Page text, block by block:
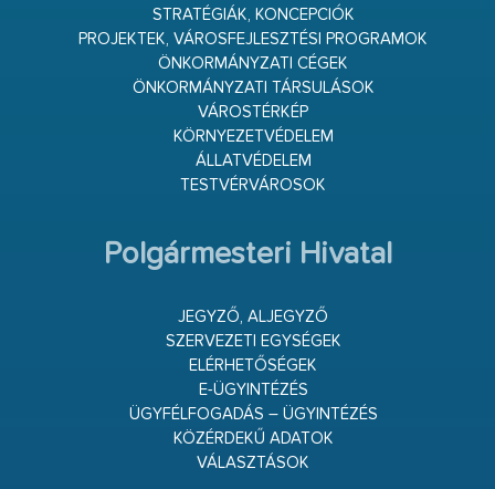
STRATÉGIÁK, KONCEPCIÓK
PROJEKTEK, VÁROSFEJLESZTÉSI PROGRAMOK
ÖNKORMÁNYZATI CÉGEK
ÖNKORMÁNYZATI TÁRSULÁSOK
VÁROSTÉRKÉP
KÖRNYEZETVÉDELEM
ÁLLATVÉDELEM
TESTVÉRVÁROSOK
Polgármesteri Hivatal
JEGYZŐ, ALJEGYZŐ
SZERVEZETI EGYSÉGEK
ELÉRHETŐSÉGEK
E-ÜGYINTÉZÉS
ÜGYFÉLFOGADÁS – ÜGYINTÉZÉS
KÖZÉRDEKŰ ADATOK
VÁLASZTÁSOK